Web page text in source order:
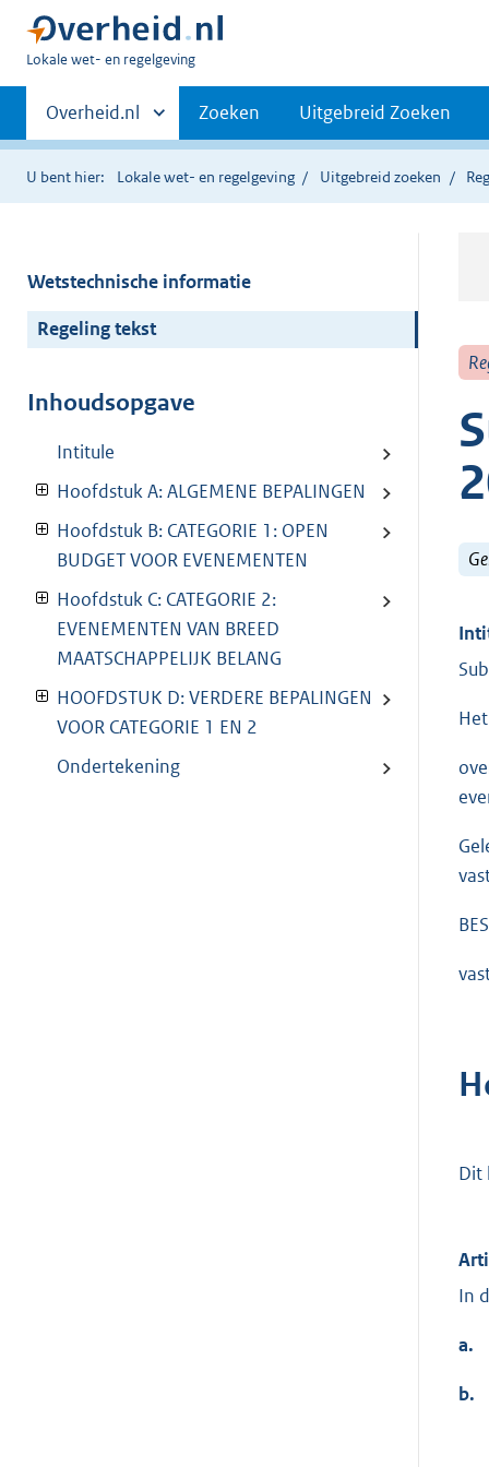
U
hier:
Lokale wet- en regelgeving
Primaire
navigatie
Andere
sites
binnen
Overheid.nl Zoeken Uitgebreid Zoeken
U bent hier: Lokale wet- en regelgeving Uitgebreid zoeken
Wetstechnische informatie
Regeling tekst
Inhoudsopgave
Intitule
Hoofdstuk A: ALGEMENE BEPALINGEN
Hoofdstuk B: CATEGORIE 1: OPEN
BUDGET VOOR EVENEMENTEN
Hoofdstuk C: CATEGORIE 2:
EVENEMENTEN VAN BREED
MAATSCHAPPELIJK BELANG
HOOFDSTUK D: VERDERE BEPALINGEN
VOOR CATEGORIE 1 EN 2
Ondertekening
Dit
In
a.
b.